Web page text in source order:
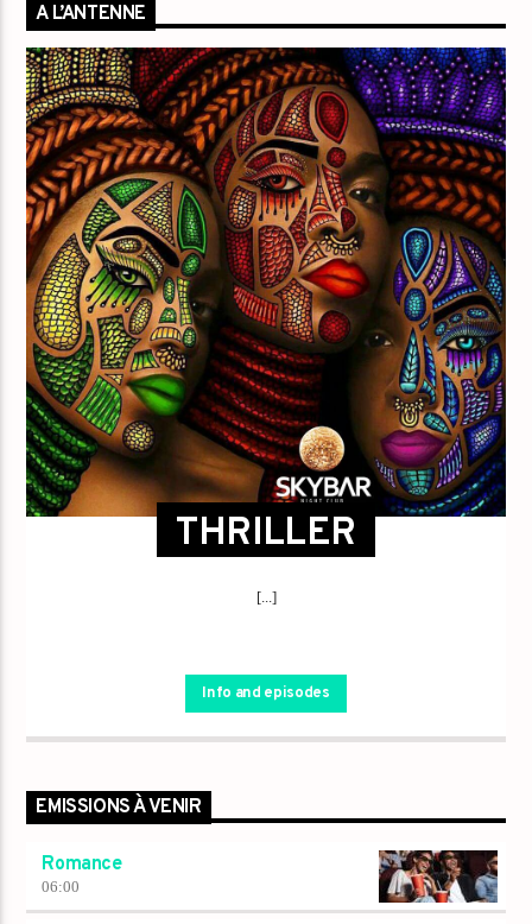
A L’ANTENNE
THRILLER
[...]
Info and episodes
EMISSIONS À VENIR
Romance
06:00